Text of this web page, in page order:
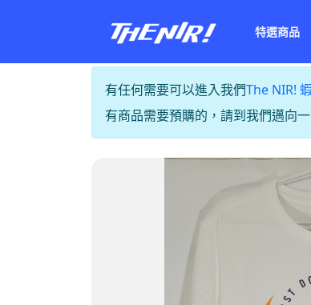
特選商品
有任何需要可以進入我們The NIR!
有商品需要預購的，請到我們邁向